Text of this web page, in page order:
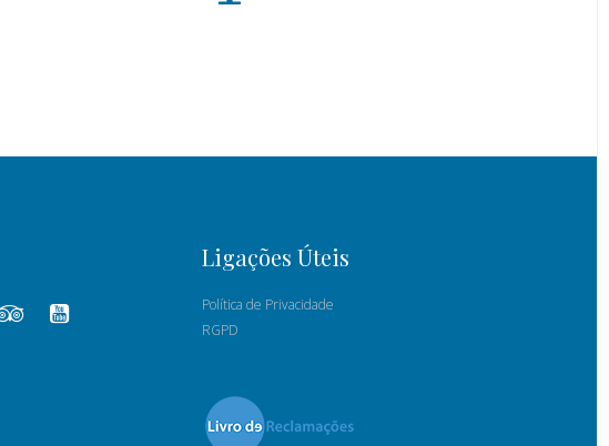
Ligações Úteis
Política de Privacidade
RGPD